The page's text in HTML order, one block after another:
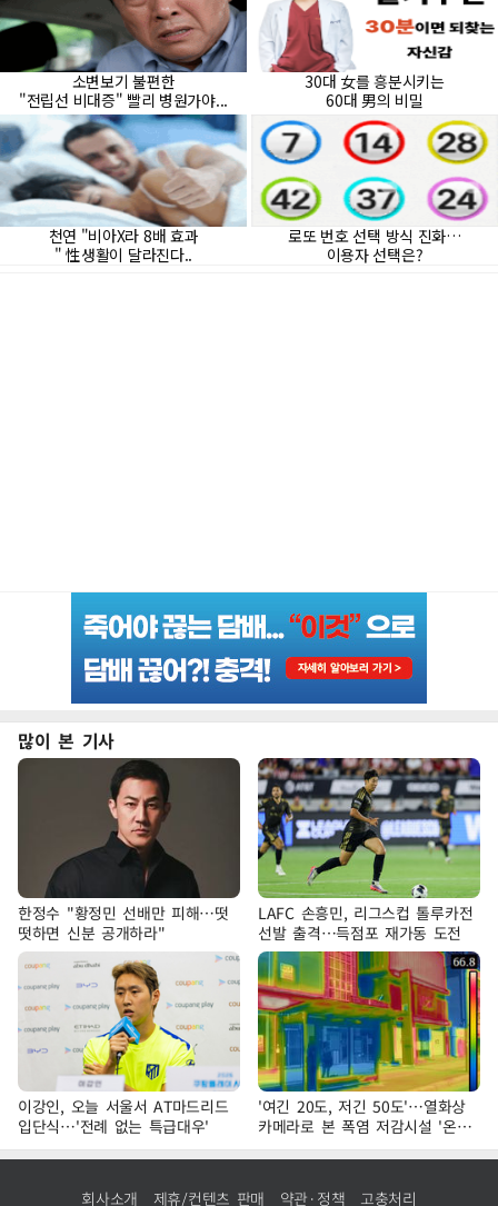
많이 본 기사
한정수 "황정민 선배만 피해…떳
떳하면 신분 공개하라"
LAFC 손흥민, 리그스컵 톨루카전
선발 출격…득점포 재가동 도전
이강인, 오늘 서울서 AT마드리드
입단식…'전례 없는 특급대우'
'여긴 20도, 저긴 50도'…열화상
카메라로 본 폭염 저감시설 '온도
차'
회사소개 제휴/컨텐츠 판매 약관·정책 고충처리